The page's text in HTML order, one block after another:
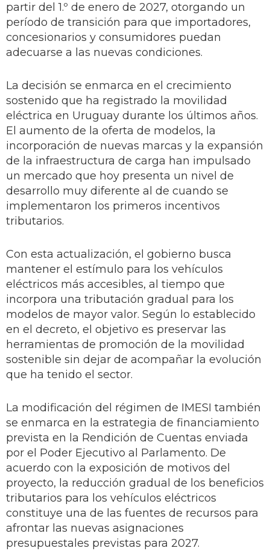
partir del 1.º de enero de 2027, otorgando un
período de transición para que importadores,
concesionarios y consumidores puedan
adecuarse a las nuevas condiciones.
La decisión se enmarca en el crecimiento
sostenido que ha registrado la movilidad
eléctrica en Uruguay durante los últimos años.
El aumento de la oferta de modelos, la
incorporación de nuevas marcas y la expansión
de la infraestructura de carga han impulsado
un mercado que hoy presenta un nivel de
desarrollo muy diferente al de cuando se
implementaron los primeros incentivos
tributarios.
Con esta actualización, el gobierno busca
mantener el estímulo para los vehículos
eléctricos más accesibles, al tiempo que
incorpora una tributación gradual para los
modelos de mayor valor. Según lo establecido
en el decreto, el objetivo es preservar las
herramientas de promoción de la movilidad
sostenible sin dejar de acompañar la evolución
que ha tenido el sector.
La modificación del régimen de IMESI también
se enmarca en la estrategia de financiamiento
prevista en la Rendición de Cuentas enviada
por el Poder Ejecutivo al Parlamento. De
acuerdo con la exposición de motivos del
proyecto, la reducción gradual de los beneficios
tributarios para los vehículos eléctricos
constituye una de las fuentes de recursos para
afrontar las nuevas asignaciones
presupuestales previstas para 2027.